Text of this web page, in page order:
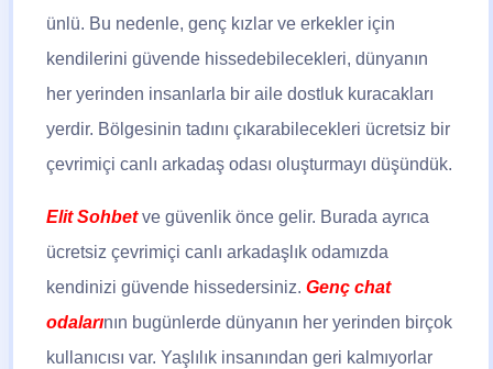
ünlü. Bu nedenle, genç kızlar ve erkekler için
kendilerini güvende hissedebilecekleri, dünyanın
her yerinden insanlarla bir aile dostluk kuracakları
yerdir. Bölgesinin tadını çıkarabilecekleri ücretsiz bir
çevrimiçi canlı arkadaş odası oluşturmayı düşündük.
Elit Sohbetve güvenlik önce gelir. Burada ayrıca
ücretsiz çevrimiçi canlı arkadaşlık odamızda
kendinizi güvende hissedersiniz. Genç chat
odalarının bugünlerde dünyanın her yerinden birçok
kullanıcısı var. Yaşlılık insanından geri kalmıyorlar